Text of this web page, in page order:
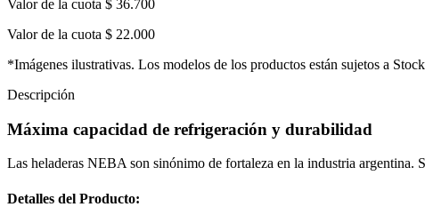
Valor de la cuota $ 36.700
Valor de la cuota $ 22.000
*Imágenes ilustrativas. Los modelos de los productos están sujetos a Stock
Descripción
Máxima capacidad de refrigeración y durabilidad
Las heladeras NEBA son sinónimo de fortaleza en la industria argentina.
Detalles del Producto: